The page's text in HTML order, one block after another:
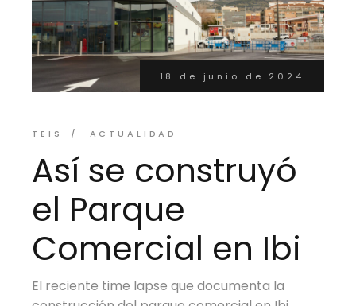
18 de junio de 2024
TEIS ACTUALIDAD
Así se construyó
el Parque
Comercial en Ibi
El reciente time lapse que documenta la